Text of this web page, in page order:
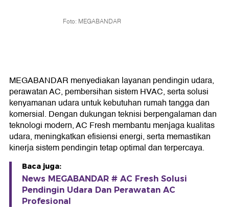
Foto: MEGABANDAR
MEGABANDAR menyediakan layanan pendingin udara,
perawatan AC, pembersihan sistem HVAC, serta solusi
kenyamanan udara untuk kebutuhan rumah tangga dan
komersial. Dengan dukungan teknisi berpengalaman dan
teknologi modern, AC Fresh membantu menjaga kualitas
udara, meningkatkan efisiensi energi, serta memastikan
kinerja sistem pendingin tetap optimal dan terpercaya.
Baca juga:
News MEGABANDAR # AC Fresh Solusi
Pendingin Udara Dan Perawatan AC
Profesional